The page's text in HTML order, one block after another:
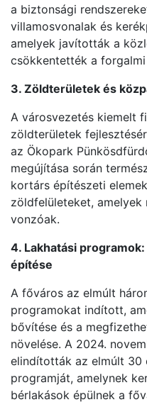
a biztonsági
villamosvonalak és
amelyek javították a
csökkentették a
3. Zöldterületek és
A városvezetés kiemelt
zöldterületek
az Ökopark
megújítása során
kortárs építészeti
zöldfelületeket, amelyek
vonzóak.
4. Lakhatási
építése
A főváros az elmúlt
programokat indított,
bővítése és a
növelése. A 2024.
elindították az elmúlt 30
programját, amelynek
bérlakások épülnek a